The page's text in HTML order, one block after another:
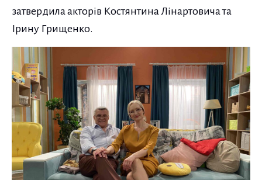
затвердила акторів Костянтина Лінартовича та
Ірину Грищенко.